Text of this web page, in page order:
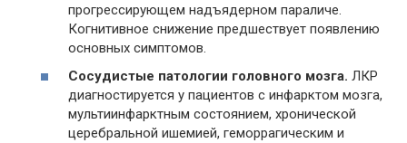
прогрессирующем надъядерном параличе.
Когнитивное снижение предшествует появлению
основных симптомов.
Сосудистые патологии головного мозга. ЛКР
диагностируется у пациентов с инфарктом мозга,
мультиинфарктным состоянием, хронической
церебральной ишемией, геморрагическим и